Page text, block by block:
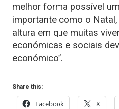
melhor forma possível
importante como o
altura em que muitas
económicas e sociais
económico”.
Share this:
Facebook X